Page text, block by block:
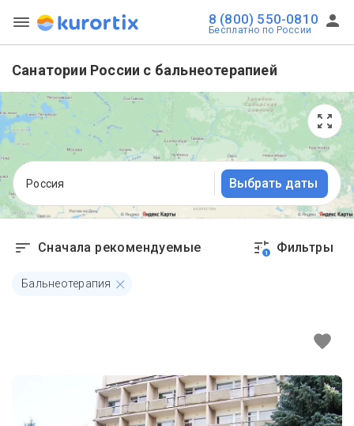
8 (800) 550-0810
Бесплатно по России
Санатории России с бальнеотерапией
Россия Выбрать даты
Сначала рекомендуемые 1 Фильтры
Бальнеотерапия